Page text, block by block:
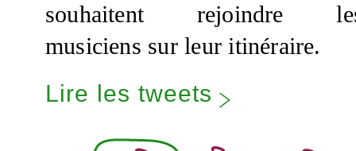
souhaitent rejoindre
musiciens sur leur itinéraire.
Lire les tweets